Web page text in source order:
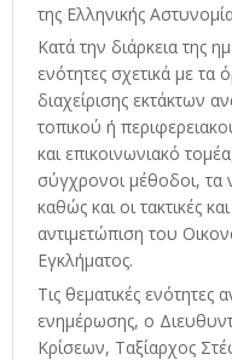
της Ελληνικής
Κατά την διάρκεια της
ενότητες σχετικά με τα
διαχείρισης εκτάκτων
τοπικού ή
και επικοινωνιακό
σύγχρονοι μέθοδοι, τα
καθώς και οι τακτικές
αντιμετώπιση του
Εγκλήματος.
Τις θεματικές ενότητες
ενημέρωσης, ο
Κρίσεων, Ταξίαρχος